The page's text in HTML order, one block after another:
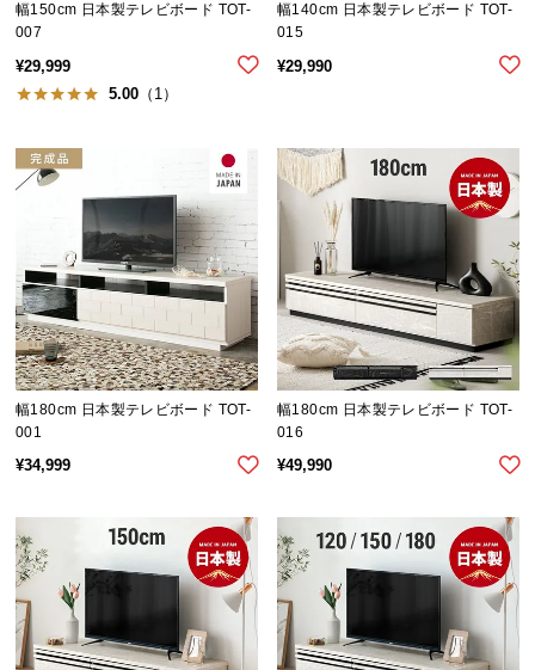
送
料
つ
い
大
型
商
品
の
配
に
い
中
商
幅150cm 日本製テレビボード TOT-
007
¥29,999
5.00 （1）
幅140cm 日本製テレビボード TOT-
015
¥29,990
幅180cm 日本製テレビボード TOT-
001
¥34,999
幅180cm 日本製テレビボード TOT-
016
¥49,990